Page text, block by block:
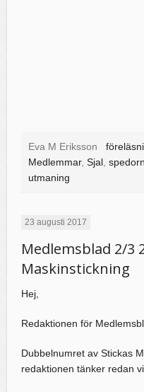
Eva M Eriksson
Medlemmar, Sjal
utmaning
23 augusti 2017
Medlemsblad 2/3
Maskinstickning
Hej,
Redaktionen för
Dubbelnumret av Stickas
redaktionen tänker redan